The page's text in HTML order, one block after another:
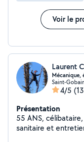
Voir le
Laurent
Mécanique,
Saint-
4/5
Présentation
55 ANS, célibataire, sans enfants et élagueur, bricolage,
sanitaire et